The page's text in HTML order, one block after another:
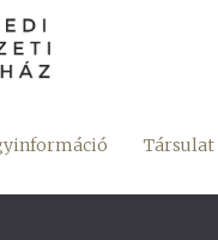
Társulat